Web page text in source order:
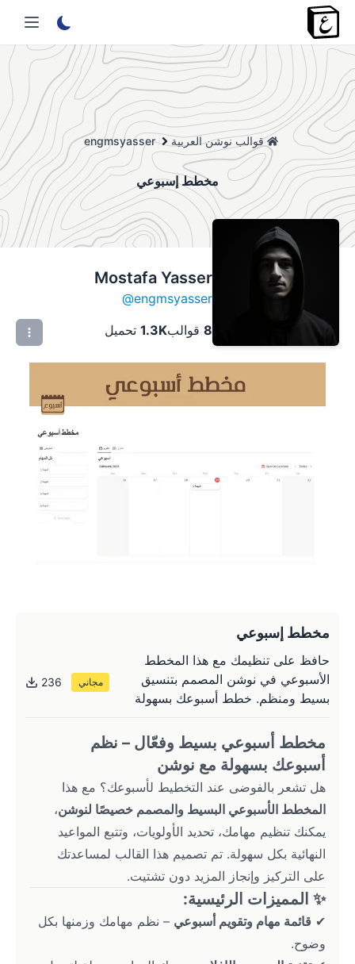
قوالب نوشن العربية engmsyasser
مخطط إسبوعي
Mostafa Yasser
engmsyasser
@
8 قوالب1.3K تحميل
مخطط إسبوعي
حافظ على تنظيمك مع هذا المخطط
الأسبوعي في نوشن المصمم بتنسيق
بسيط ومنظم. خطط أسبوعك بسهولة
مجاني 236
مخطط أسبوعي بسيط وفعّال – نظم
أسبوعك بسهولة مع نوشن
هل تشعر بالفوضى عند التخطيط لأسبوعك؟ مع هذا
المخطط الأسبوعي البسيط والمصمم خصيصًا لنوشن،
يمكنك تنظيم مهامك، تحديد الأولويات، وتتبع المواعيد
النهائية بكل سهولة. تم تصميم هذا القالب لمساعدتك
على التركيز وإنجاز المزيد دون تشتيت.
✨ المميزات الرئيسية:
✔ قائمة مهام وتقويم أسبوعي – نظم مهامك وزمنها بكل
وضوح.